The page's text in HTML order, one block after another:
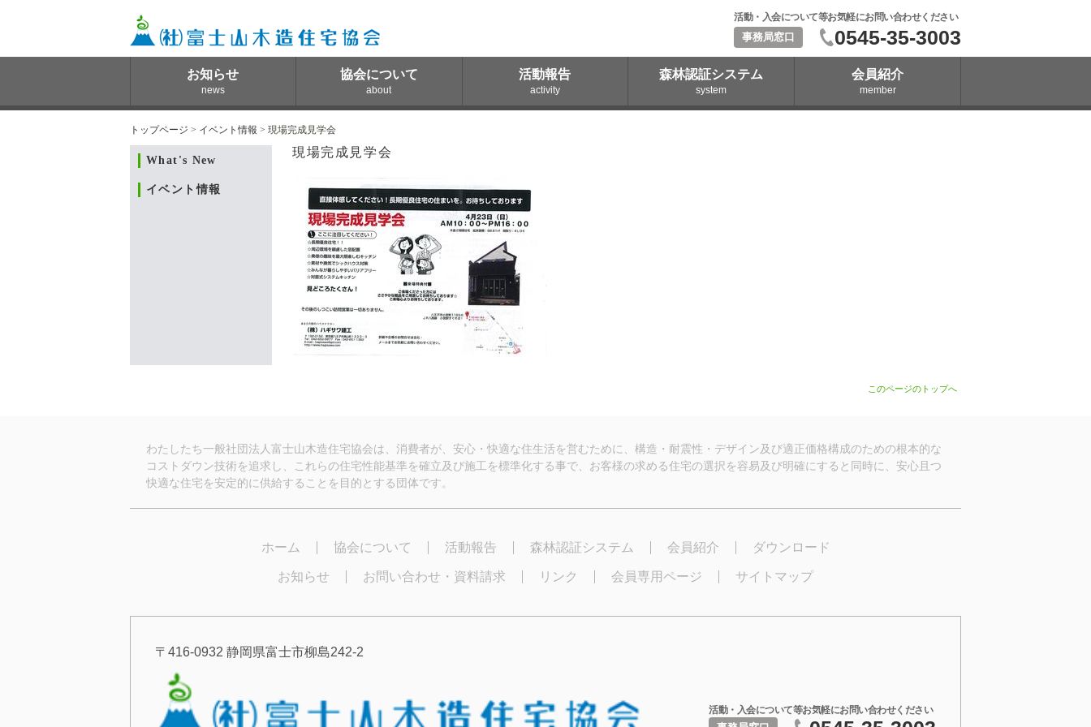
活動・入会について等お気軽にお問い合わせください
事務局窓口 0545-35-3003
お知らせ
news
協会について
about
活動報告
activity
森林認証システム
system
会員紹介
member
トップページ > イベント情報 > 現場完成見学会
What's New
イベント情報
現場完成見学会
このページのトップへ
わたしたち一般社団法人富士山木造住宅協会は、消費者が、安心・快適な住生活を営むために、構造・耐震性・デザイン及び適正価格構成のための根本的な
コストダウン技術を追求し、これらの住宅性能基準を確立及び施工を標準化する事で、お客様の求める住宅の選択を容易及び明確にすると同時に、安心且つ
快適な住宅を安定的に供給することを目的とする団体です。
ホーム 協会について 活動報告 森林認証システム 会員紹介 ダウンロード
お知らせ お問い合わせ・資料請求 リンク 会員専用ページ サイトマップ
〒416-0932 静岡県富士市柳島242-2
活動・入会について等お気軽にお問い合わせください